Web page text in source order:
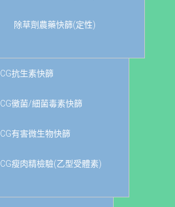
除草劑農藥快篩(定性)
ICG抗生素快篩
ICG黴菌/細菌毒素快篩
ICG有害微生物快篩
ICG瘦肉精檢驗(乙型受體素)